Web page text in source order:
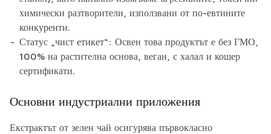
химически разтворители, използвани от по-евтините
конкуренти.
Статус „чист етикет“: Освен това продуктът е без ГМО,
100% на растителна основа, веган, с халал и кошер
сертификати.
Основни индустриални приложения
Екстрактът от зелен чай осигурява първокласно